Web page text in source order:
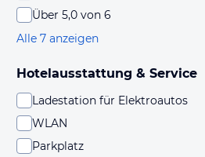
Über 5,0 von 6
Alle 7 anzeigen
Hotelausstattung & Service
Ladestation für Elektroautos
WLAN
Parkplatz